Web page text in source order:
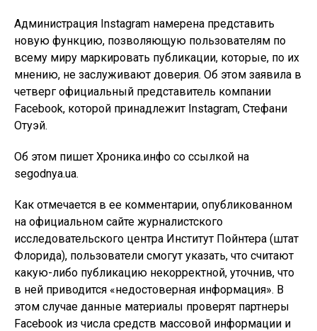
Администрация Instagram намерена представить
новую функцию, позволяющую пользователям по
всему миру маркировать публикации, которые, по их
мнению, не заслуживают доверия. Об этом заявила в
четверг официальный представитель компании
Facebook, которой принадлежит Instagram, Стефани
Отуэй.
Об этом пишет Хроника.инфо со ссылкой на
segodnya.ua.
Как отмечается в ее комментарии, опубликованном
на официальном сайте журналистского
исследовательского центра Институт Пойнтера (штат
Флорида), пользователи смогут указать, что считают
какую-либо публикацию некорректной, уточнив, что
в ней приводится «недостоверная информация». В
этом случае данные материалы проверят партнеры
Facebook из числа средств массовой информации и